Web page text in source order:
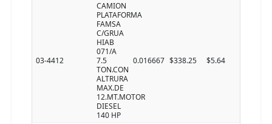
03-4412
CAMION
PLATAFORMA
FAMSA
C/GRUA
HIAB
071/A
7.5
TON.CON
ALTRURA
MAX.DE
12.MT.MOTOR
DIESEL
140 HP
0.016667 $338.25 $5.64